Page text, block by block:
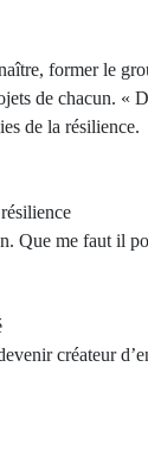
former le
de chacun. «
de la résilience.
Que me faut il
créateur